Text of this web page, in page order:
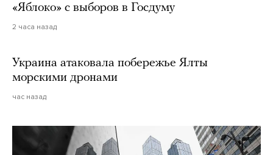
«Яблоко» с выборов в Госдуму
2 часа назад
Украина атаковала побережье Ялты
морскими дронами
час назад